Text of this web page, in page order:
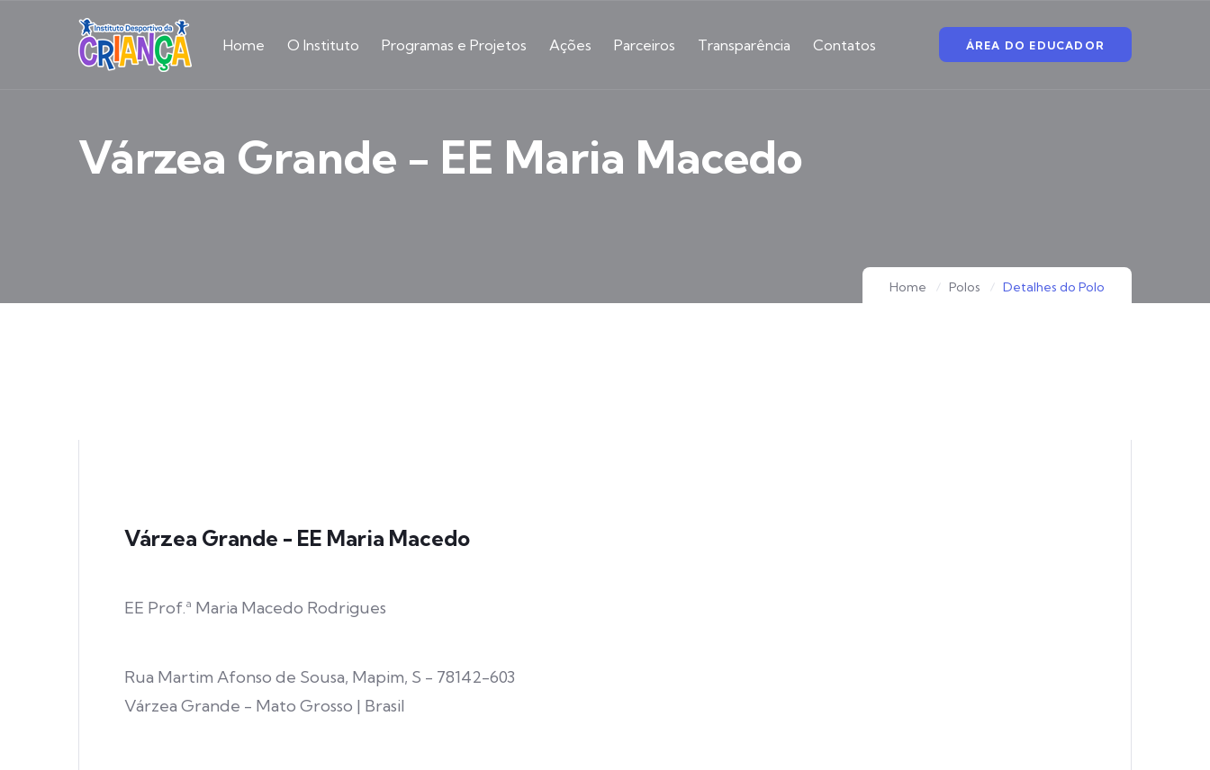
Home O Instituto Programas e Projetos Ações Parceiros Transparência Contatos ÁREA DO EDUCADOR
Várzea Grande - EE Maria Macedo
Home Polos Detalhes do Polo
Várzea Grande - EE Maria Macedo
EE Prof.ª Maria Macedo Rodrigues
Rua Martim Afonso de Sousa, Mapim, S - 78142-603
Várzea Grande - Mato Grosso | Brasil